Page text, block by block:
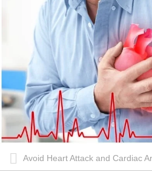
Avoid Heart Attack and Cardiac